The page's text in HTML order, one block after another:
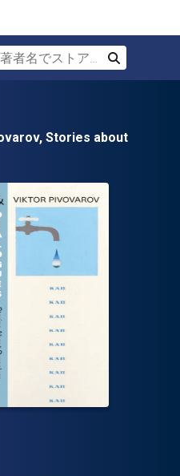
者名でストアを検索
検索
Stories about